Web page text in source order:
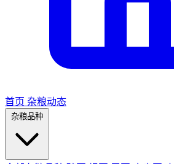
首页 杂粮动态
杂粮品种